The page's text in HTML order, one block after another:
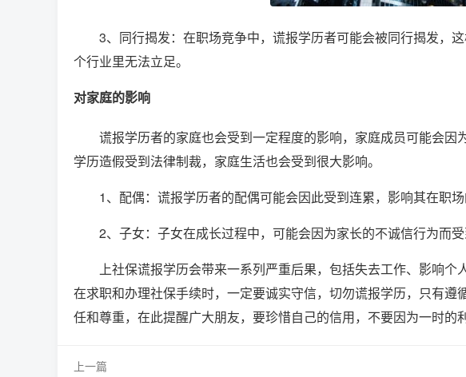
3、同行揭发：在职场竞争中，谎报学历者可能会被同行揭发，
个行业里无法立足。
对家庭的影响
谎报学历者的家庭也会受到一定程度的影响，家庭成员可能会
学历造假受到法律制裁，家庭生活也会受到很大影响。
1、配偶：谎报学历者的配偶可能会因此受到连累，影响其在职场
2、子女：子女在成长过程中，可能会因为家长的不诚信行为而
上社保谎报学历会带来一系列严重后果，包括失去工作、影响
在求职和办理社保手续时，一定要诚实守信，切勿谎报学历，只有
任和尊重，在此提醒广大朋友，要珍惜自己的信用，不要因为一时的
上一篇